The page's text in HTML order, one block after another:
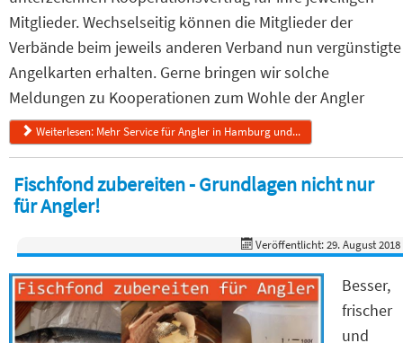
Mitglieder. Wechselseitig können die Mitglieder der
Verbände beim jeweils anderen Verband nun vergünstigte
Angelkarten erhalten. Gerne bringen wir solche
Meldungen zu Kooperationen zum Wohle der Angler
Weiterlesen: Mehr Service für Angler in Hamburg und...
Fischfond zubereiten - Grundlagen nicht nur
für Angler!
Veröffentlicht: 29. August 2018
Besser,
frischer
und